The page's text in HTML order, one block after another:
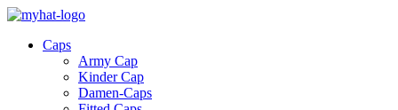
Caps
Army Cap
Kinder Cap
Damen-Caps